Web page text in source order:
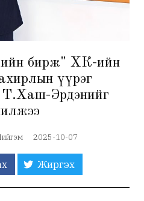
бирж" ХК-ийн
үүрэг
Т.Хаш-Эрдэнийг
2025-10-07
Жиргэх